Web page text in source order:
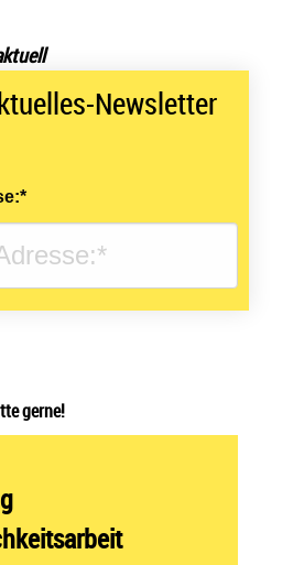
Newsletter
gerne!
öffnen: